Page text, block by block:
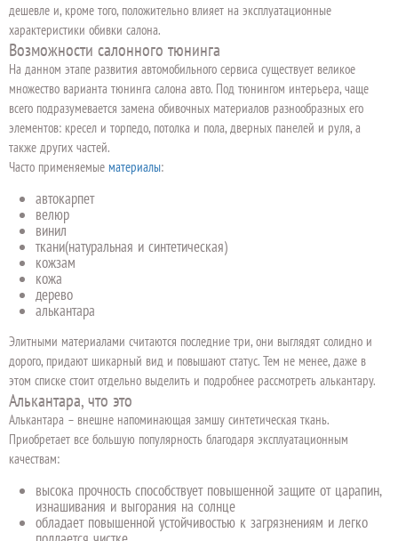
дешевле и, кроме того, положительно влияет на эксплуатационные
характеристики обивки салона.
Возможности салонного тюнинга
На данном этапе развития автомобильного сервиса существует великое
множество варианта тюнинга салона авто. Под тюнингом интерьера, чаще
всего подразумевается замена обивочных материалов разнообразных его
элементов: кресел и торпедо, потолка и пола, дверных панелей и руля, а
также других частей.
Часто применяемые материалы:
автокарпет
велюр
винил
ткани(натуральная и синтетическая)
кожзам
кожа
дерево
алькантара
Элитными материалами считаются последние три, они выглядят солидно и
дорого, придают шикарный вид и повышают статус. Тем не менее, даже в
этом списке стоит отдельно выделить и подробнее рассмотреть алькантару.
Алькантара, что это
Алькантара – внешне напоминающая замшу синтетическая ткань.
Приобретает все большую популярность благодаря эксплуатационным
качествам:
высока прочность способствует повышенной защите от царапин,
изнашивания и выгорания на солнце
обладает повышенной устойчивостью к загрязнениям и легко